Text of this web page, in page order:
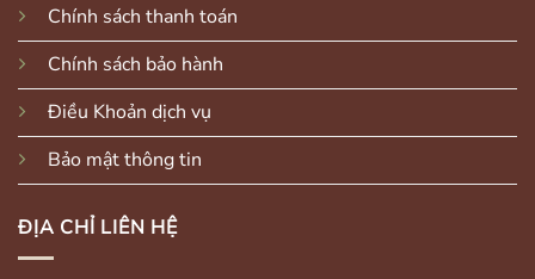
Chính sách thanh toán
Chính sách bảo hành
Điều Khoản dịch vụ
Bảo mật thông tin
ĐỊA CHỈ LIÊN HỆ